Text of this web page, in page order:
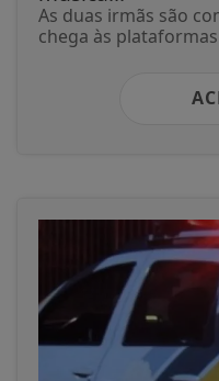
As duas irmãs são
chega às